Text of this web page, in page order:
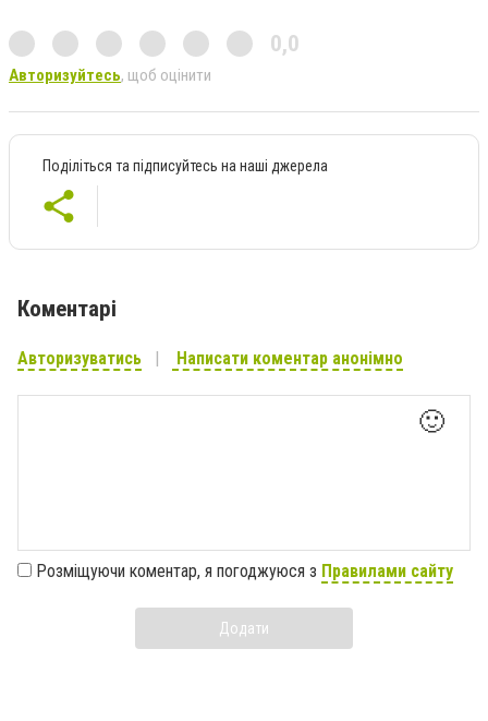
0,0
Авторизуйтесь, щоб оцінити
Поділіться та підписуйтесь на наші джерела
Коментарі
Авторизуватись Написати коментар анонімно
🙂
Розміщуючи коментар, я погоджуюся з Правилами сайту
Додати